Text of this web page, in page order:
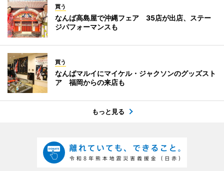
買う
なんば高島屋で沖縄フェア 35店が出店、ステー
ジパフォーマンスも
買う
なんばマルイにマイケル・ジャクソンのグッズスト
ア 福岡からの来店も
もっと見る